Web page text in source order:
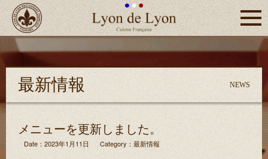
Lyon de Lyon
つくば
市フラ
ンス料
ン・
ド・リ
ヨン
Click
最新情報 NEWS
メニューを更新しました。
Date：2023年1月11日 Category： 最新情報